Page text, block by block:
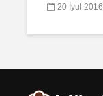
20 İyul 2016